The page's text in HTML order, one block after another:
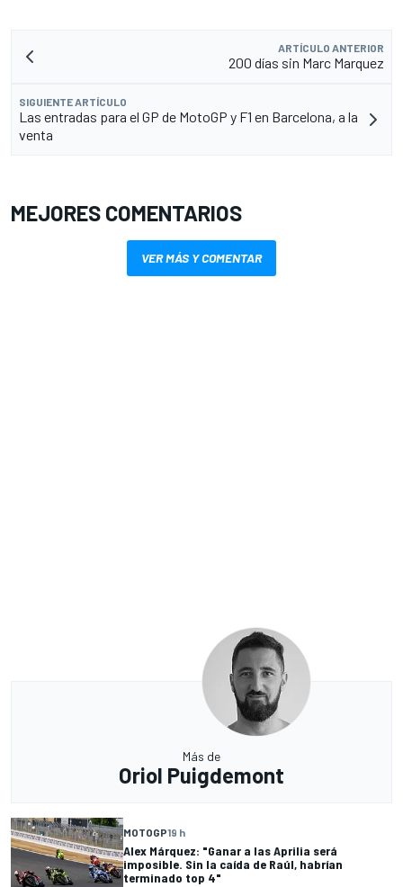
ARTÍCULO ANTERIOR
200 días sin Marc Marquez
SIGUIENTE ARTÍCULO
Las entradas para el GP de MotoGP y F1 en Barcelona, a la
venta
MEJORES COMENTARIOS
VER MÁS Y COMENTAR
Más de
Oriol Puigdemont
MOTOGP19 h
Alex Márquez: "Ganar a las Aprilia será
imposible. Sin la caída de Raúl, habrían
terminado top 4"